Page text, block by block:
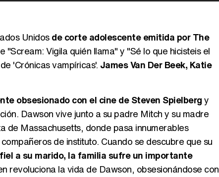
Unidosde corte adolescente emitida por The
Vigila quién llama" y "Sé lo que hicisteis el
'Crónicas vampíricas'. James Van Der Beek, Katie
obsesionado con el cine de Steven Spielbergy
Dawson vive junto a su padre Mitch y su madre
de Massachusetts, donde pasa innumerables
de instituto. Cuando se descubre que su
a su marido, la familia sufre un importante
revoluciona la vida de Dawson, obsesionándose con